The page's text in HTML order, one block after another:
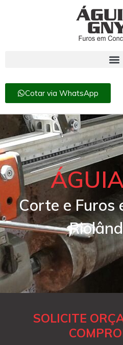
Cotar via WhatsApp
Corte e Furos
SOLICITE